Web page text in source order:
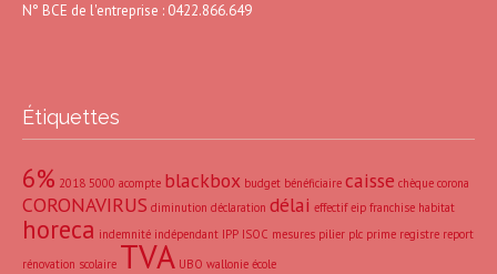
N° BCE de l'entreprise : 0422.866.649
Étiquettes
6% 2018 5000 acompte blackbox budget bénéficiaire caisse chèque corona
CORONAVIRUS diminution déclaration délai effectif eip franchise habitat
horeca indemnité indépendant IPP ISOC mesures pilier plc prime registre report
rénovation scolaire TVA UBO wallonie école